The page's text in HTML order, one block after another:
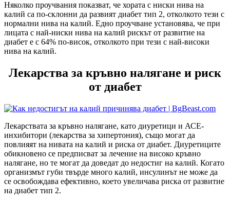
Няколко проучвания показват, че хората с ниски нива на
калий са по-склонни да развият диабет тип 2, отколкото тези с
нормални нива на кaлий. Едно проучване установява, че при
лицата с най-ниски нива на кaлий рискът от развитие на
диабет е с 64% по-висок, отколкото при тези с най-високи
нива на калий.
Лекарства за кръвно налягане и риск
от диабет
Лекарствата за кръвно налягане, като диуретици и АСЕ-
инхибитори (лекарства за хипертония), също могат да
повлияят на нивата на калий и риска от диабет. Диуретиците
обикновено се предписват за лечение на високо кръвно
налягане, но те могат да доведат до недостиг на кaлий. Когато
организмът губи твърде много кaлий, инсулинът не може да
се освобождава ефективно, което увеличава риска от развитие
на диабет тип 2.